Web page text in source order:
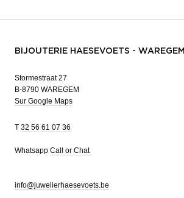
BIJOUTERIE HAESEVOETS - WAREGEM
Stormestraat 27
B-8790 WAREGEM
Sur Google Maps
T 32 56 61 07 36
Whatsapp Call or Chat
info@juwelierhaesevoets.be